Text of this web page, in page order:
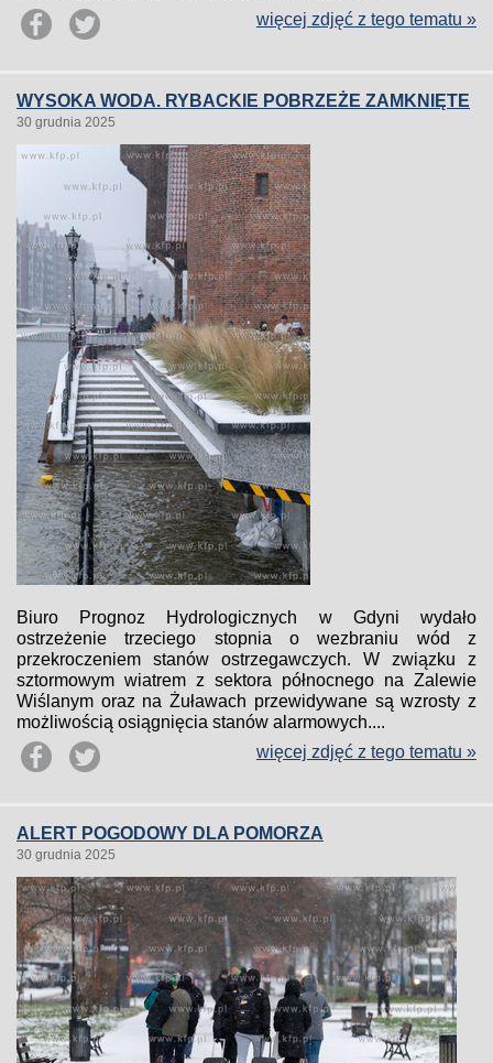
więcej zdjęć z tego tematu »
WYSOKA WODA. RYBACKIE POBRZEŻE ZAMKNIĘTE
30 grudnia 2025
Biuro Prognoz Hydrologicznych w Gdyni wydało
ostrzeżenie trzeciego stopnia o wezbraniu wód z
przekroczeniem stanów ostrzegawczych. W związku z
sztormowym wiatrem z sektora północnego na Zalewie
Wiślanym oraz na Żuławach przewidywane są wzrosty z
możliwością osiągnięcia stanów alarmowych....
więcej zdjęć z tego tematu »
ALERT POGODOWY DLA POMORZA
30 grudnia 2025